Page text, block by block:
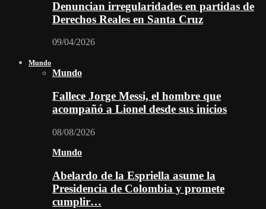
Denuncian irregularidades en partidas de
Derechos Reales en Santa Cruz
09/04/2026
Mundo
Mundo
Fallece Jorge Messi, el hombre que
acompañó a Lionel desde sus inicios
08/08/2026
Mundo
Abelardo de la Espriella asume la
Presidencia de Colombia y promete
cumplir…